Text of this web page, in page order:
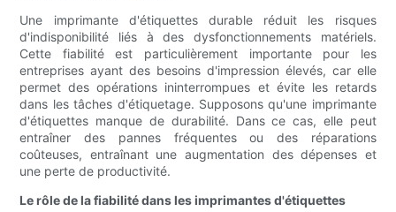
Une imprimante d'étiquettes durable réduit les risques
d'indisponibilité liés à des dysfonctionnements matériels.
Cette fiabilité est particulièrement importante pour les
entreprises ayant des besoins d'impression élevés, car elle
permet des opérations ininterrompues et évite les retards
dans les tâches d'étiquetage. Supposons qu'une imprimante
d'étiquettes manque de durabilité. Dans ce cas, elle peut
entraîner des pannes fréquentes ou des réparations
coûteuses, entraînant une augmentation des dépenses et
une perte de productivité.
Le rôle de la fiabilité dans les imprimantes d'étiquettes